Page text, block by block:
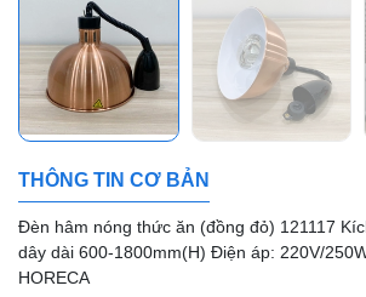
THÔNG TIN CƠ BẢN
Đèn hâm nóng thức ăn (đồng đỏ) 121117
dây dài 600-1800mm(H) Điện áp: 220V/
HORECA
Mã giảm giá:
Ngày hết hạn:
Điều kiện: